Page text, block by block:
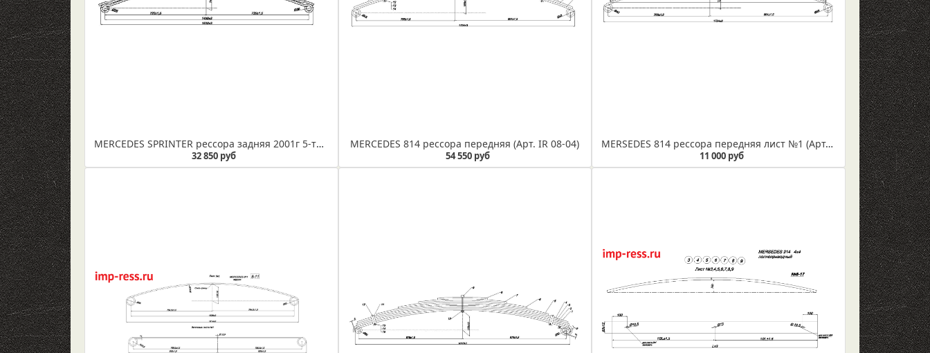
MERCEDES SPRINTER рессора задняя 2001г 5-ти листовая (Арт. IR 08-01)
32 850 руб
MERCEDES 814 рессора передняя (Арт. IR 08-04)
54 550 руб
MERSEDES 814 рессора передняя лист №1 (Арт. IR 08-04-01)
11 000 руб